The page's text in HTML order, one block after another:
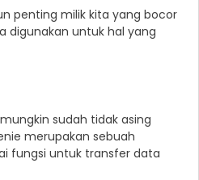
penting milik kita yang bocor
digunakan untuk hal yang
sudah tidak asing
merupakan sebuah
fungsi untuk transfer data